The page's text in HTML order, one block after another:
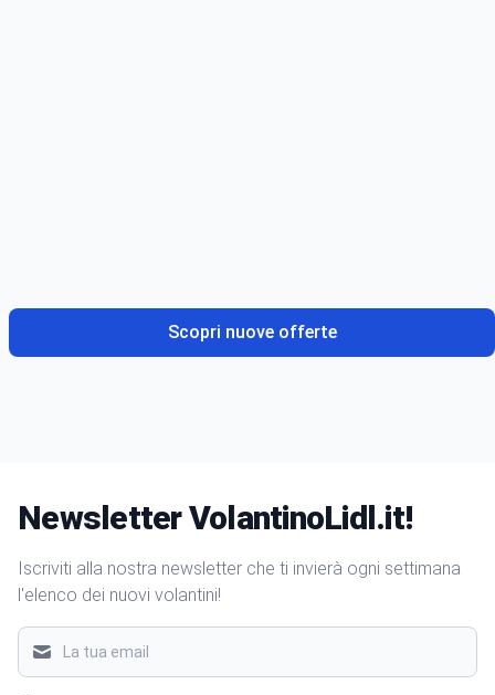
Scopri nuove offerte
Newsletter VolantinoLidl.it!
Iscriviti alla nostra newsletter che ti invierà ogni settimana
l'elenco dei nuovi volantini!